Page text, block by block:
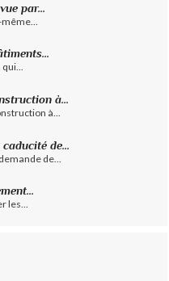
par...
à...
à...
de...
de...
les...